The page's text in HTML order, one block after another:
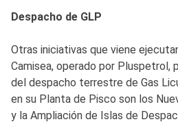
Despacho de GLP
Otras iniciativas que viene
Camisea, operado por Pluspetrol,
del despacho terrestre de Gas
en su Planta de Pisco son los
y la Ampliación de Islas de